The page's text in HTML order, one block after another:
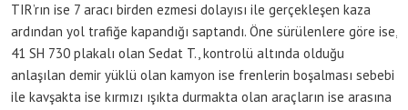
TIR’rın ise 7 aracı birden ezmesi dolayısı ile gerçekleşen kaza
ardından yol trafiğe kapandığı saptandı. Öne sürülenlere göre ise,
41 SH 730 plakalı olan Sedat T., kontrolü altında olduğu
anlaşılan demir yüklü olan kamyon ise frenlerin boşalması sebebi
ile kavşakta ise kırmızı ışıkta durmakta olan araçların ise arasına